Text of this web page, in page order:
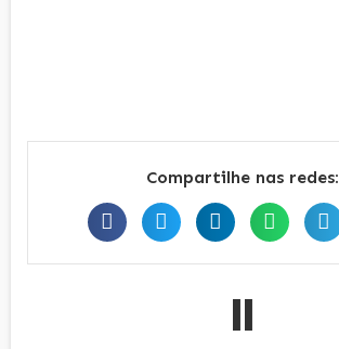
Compartilhe nas redes:
II